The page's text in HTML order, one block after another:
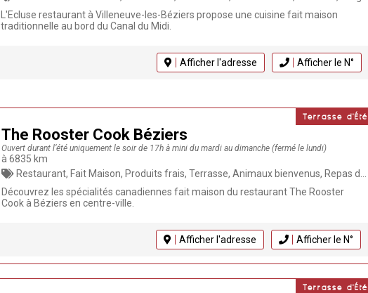
L'Ecluse restaurant à Villeneuve-les-Béziers propose une cuisine fait maison
traditionnelle au bord du Canal du Midi.
Afficher l'adresse Afficher le N°
Terrasse d'Été
The Rooster Cook Béziers
Ouvert durant l’été uniquement le soir de 17h à mini du mardi au dimanche (fermé le lundi)
à 6835 km
Restaurant, Fait Maison, Produits frais, Terrasse, Animaux bienvenus, Repas de groupe, Végétarien, Click & Collect
Découvrez les spécialités canadiennes fait maison du restaurant The Rooster
Cook à Béziers en centre-ville.
Afficher l'adresse Afficher le N°
Terrasse d'Été